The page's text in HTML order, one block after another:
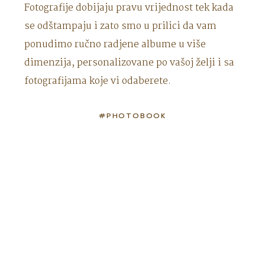
Fotografije dobijaju pravu vrijednost tek kada
se odštampaju i zato smo u prilici da vam
ponudimo ručno radjene albume u više
dimenzija, personalizovane po vašoj želji i sa
fotografijama koje vi odaberete.
#PHOTOBOOK